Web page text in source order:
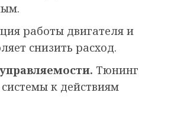
работы двигателя и
снизить расход.
Тюнинг
к действиям